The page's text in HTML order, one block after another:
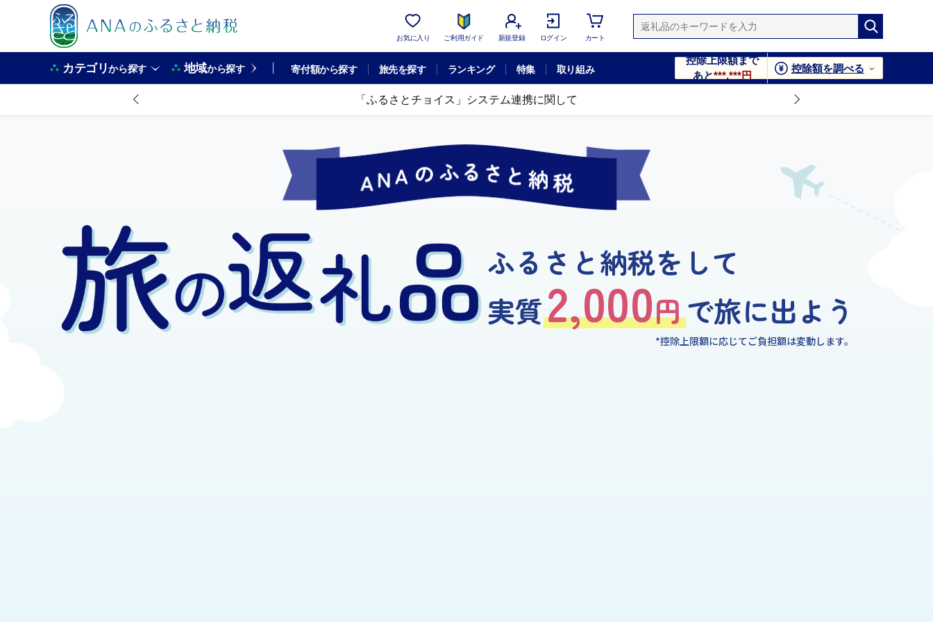
お気に入り ご利用ガイド 新規登録 ログイン カート
カテゴリから探す 地域から探す 寄付額から探す 旅先を探す ランキング 特集 取り組み
控除上限額まで
あと***,***円
控除額を調べる
「ふるさとチョイス」システム連携に関して
ふるさと納税をして
実質2,000円で旅に出よう
*控除上限額に応じてご負担額は変動します。